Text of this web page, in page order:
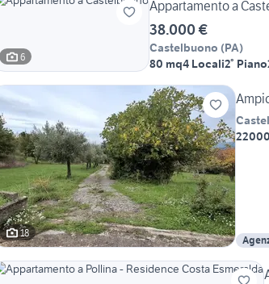
6
Appartamento a
38.000 €
Castelbuono (PA)
80 mq4 Locali2° Piano
18